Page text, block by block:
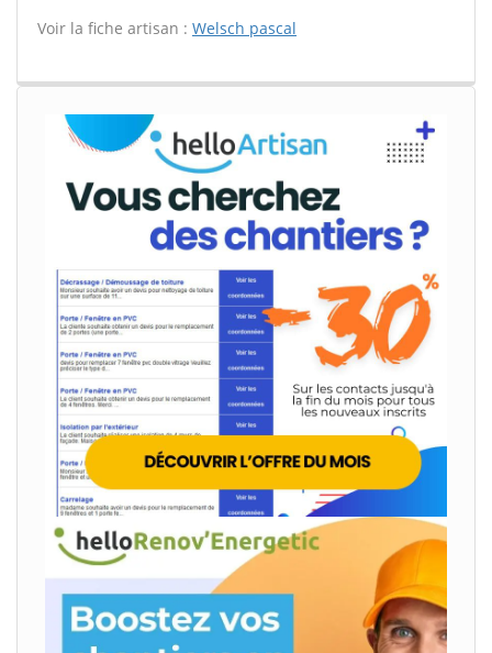
Voir la fiche artisan : Welsch pascal